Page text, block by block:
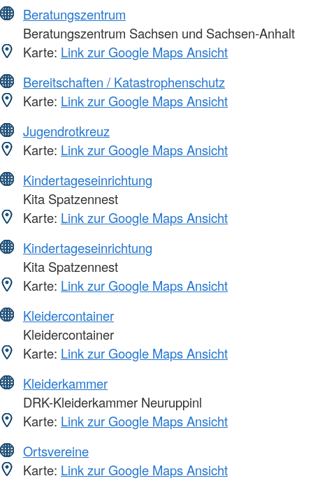
Beratungszentrum
Beratungszentrum Sachsen und Sachsen-Anhalt
Karte: Link zur Google Maps Ansicht
Bereitschaften / Katastrophenschutz
Karte: Link zur Google Maps Ansicht
Jugendrotkreuz
Karte: Link zur Google Maps Ansicht
Kindertageseinrichtung
Kita Spatzennest
Karte: Link zur Google Maps Ansicht
Kindertageseinrichtung
Kita Spatzennest
Karte: Link zur Google Maps Ansicht
Kleidercontainer
Kleidercontainer
Karte: Link zur Google Maps Ansicht
Kleiderkammer
DRK-Kleiderkammer Neuruppinl
Karte: Link zur Google Maps Ansicht
Ortsvereine
Karte: Link zur Google Maps Ansicht